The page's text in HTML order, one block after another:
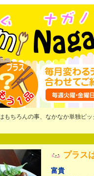
もちろんの事、なかなか単独ピ
プラス
富貴